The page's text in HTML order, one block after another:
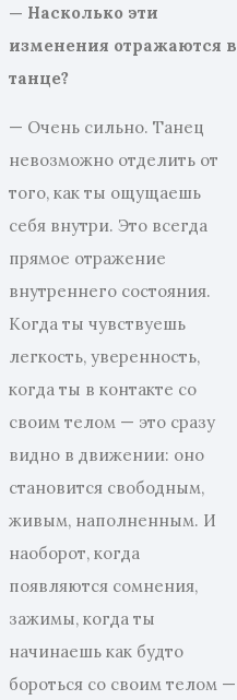
— Насколько эти
изменения отражаются в
танце?
— Очень сильно. Танец
невозможно отделить от
того, как ты ощущаешь
себя внутри. Это всегда
прямое отражение
внутреннего состояния.
Когда ты чувствуешь
легкость, уверенность,
когда ты в контакте со
своим телом — это сразу
видно в движении: оно
становится свободным,
живым, наполненным. И
наоборот, когда
появляются сомнения,
зажимы, когда ты
начинаешь как будто
бороться со своим телом —